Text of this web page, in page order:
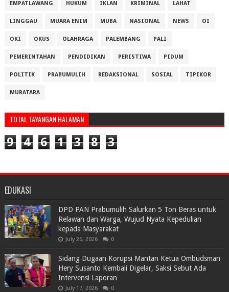
EMPATLAWANG HUKUM IKLAN KRIMINAL LAHAT
LINGGAU MUARA ENIM MUBA NASIONAL NEWS OI
OKI OKUS OLAHRAGA PALEMBANG PALI
PEMERINTAHAN PENDIDIKAN PERISTIWA PIDUM
POLITIK PRABUMULIH REDAKSIONAL SOSIAL TIPIKOR
MURATARA
TOTAL TAYANGAN HALAMAN
9 4 6 1 3 8 3
EDUKASI
DPD PAN Prabumulih Salurkan 5 Ton Beras untuk
Relawan dan Warga, Wujud Nyata Kepedulian
kepada Masyarakat
July 26, 2026 0
Sidang Dugaan Korupsi Mantan Ketua Ombudsman
Hery Susanto Kembali Digelar, Saksi Sebut Ada
Intervensi Laporan
July 17, 2026 0